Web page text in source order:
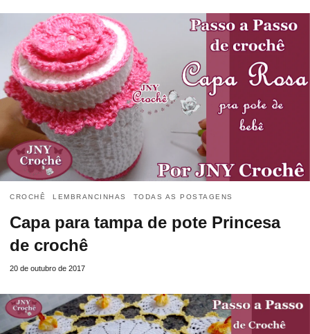
CROCHÊ LEMBRANCINHAS TODAS AS POSTAGENS
Capa para tampa de pote Princesa
de crochê
20 de outubro de 2017